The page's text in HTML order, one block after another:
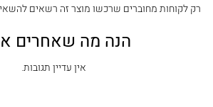
רק לקוחות מחוברים שרכשו מוצר זה רשאים
הנה מה שאחרים
אין עדיין תגובות.